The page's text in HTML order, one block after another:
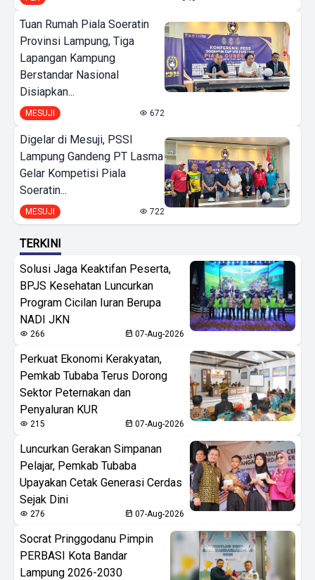
Tuan Rumah Piala Soeratin
Provinsi Lampung, Tiga
Lapangan Kampung
Berstandar Nasional
Disiapkan...
MESUJI 672
Digelar di Mesuji, PSSI
Lampung Gandeng PT Lasma
Gelar Kompetisi Piala
Soeratin...
MESUJI 722
TERKINI
Solusi Jaga Keaktifan Peserta,
BPJS Kesehatan Luncurkan
Program Cicilan Iuran Berupa
NADI JKN
266 07-Aug-2026
Perkuat Ekonomi Kerakyatan,
Pemkab Tubaba Terus Dorong
Sektor Peternakan dan
Penyaluran KUR
215 07-Aug-2026
Luncurkan Gerakan Simpanan
Pelajar, Pemkab Tubaba
Upayakan Cetak Generasi Cerdas
Sejak Dini
276 07-Aug-2026
Socrat Pringgodanu Pimpin
PERBASI Kota Bandar
Lampung 2026-2030